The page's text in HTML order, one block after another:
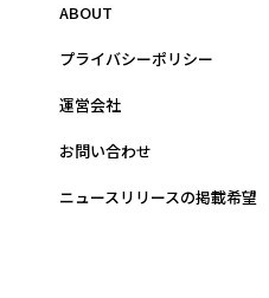
ABOUT
プライバシーポリシー
運営会社
お問い合わせ
ニュースリリースの掲載希望